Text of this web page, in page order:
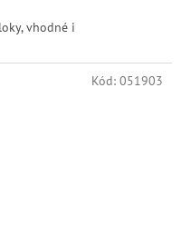
vhodné i
Kód: 051903